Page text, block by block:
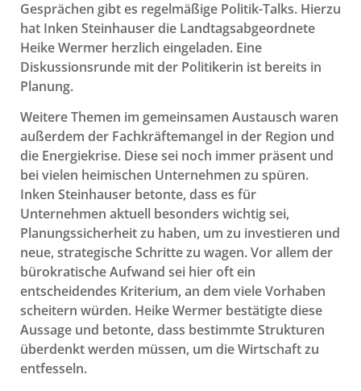
Gesprächen gibt es regelmäßige Politik-Talks. Hierzu
hat Inken Steinhauser die Landtagsabgeordnete
Heike Wermer herzlich eingeladen. Eine
Diskussionsrunde mit der Politikerin ist bereits in
Planung.
Weitere Themen im gemeinsamen Austausch waren
außerdem der Fachkräftemangel in der Region und
die Energiekrise. Diese sei noch immer präsent und
bei vielen heimischen Unternehmen zu spüren.
Inken Steinhauser betonte, dass es für
Unternehmen aktuell besonders wichtig sei,
Planungssicherheit zu haben, um zu investieren und
neue, strategische Schritte zu wagen. Vor allem der
bürokratische Aufwand sei hier oft ein
entscheidendes Kriterium, an dem viele Vorhaben
scheitern würden. Heike Wermer bestätigte diese
Aussage und betonte, dass bestimmte Strukturen
überdenkt werden müssen, um die Wirtschaft zu
entfesseln.